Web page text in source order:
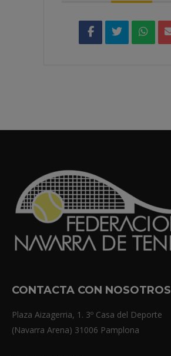
CONTACTA CON NOSOTROS
Plaza Aizagerria, 1. 3º Casa del Deporte
(Navarra Arena) 31006 Pamplona